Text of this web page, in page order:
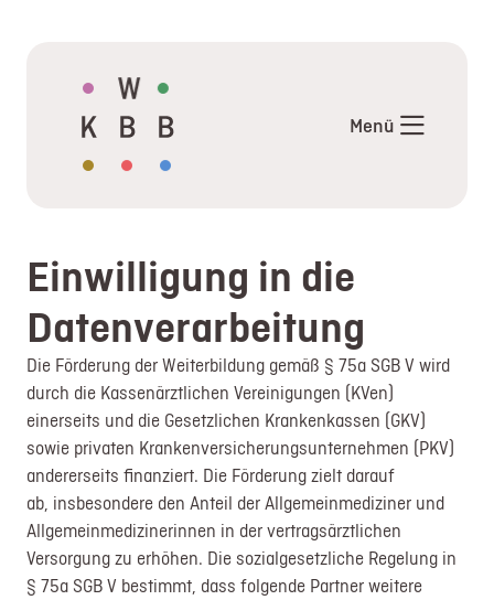
Menü
Aktuelles
Angebote
Termine
Mentor*innen im KW-BB
Allgemeinmedizin
Weiterbildung Pädiatrie
Externe
Veranstaltungshinweise
Links und Downloads
FAQ
Über uns
Kontakt
Login
Registrierung
Einwilligung in die
Datenverarbeitung
Die Förderung der Weiterbildung gemäß § 75a SGB V wird
durch die Kassenärztlichen Vereinigungen (KVen)
einerseits und die Gesetzlichen Krankenkassen (GKV)
sowie privaten Krankenversicherungsunternehmen (PKV)
andererseits finanziert. Die Förderung zielt darauf
ab, insbesondere den Anteil der Allgemeinmediziner und
Allgemeinmedizinerinnen in der vertragsärztlichen
Versorgung zu erhöhen. Die sozialgesetzliche Regelung in
§ 75a SGB V bestimmt, dass folgende Partner weitere